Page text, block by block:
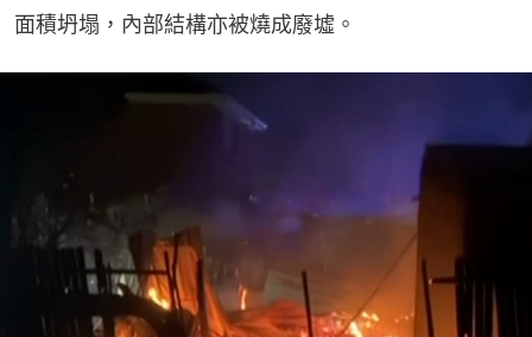
面積坍塌，內部結構亦被燒成廢墟。